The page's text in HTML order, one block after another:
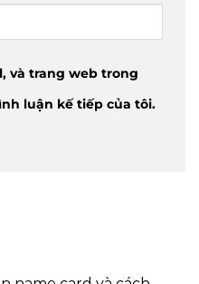
và trang web trong
luận kế tiếp của tôi.